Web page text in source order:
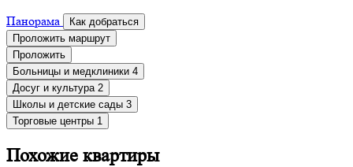
Панорама
Как добраться
Проложить маршрут
Проложить
Больницы и медклиники 4
Досуг и культура 2
Школы и детские сады 3
Торговые центры 1
Похожие квартиры